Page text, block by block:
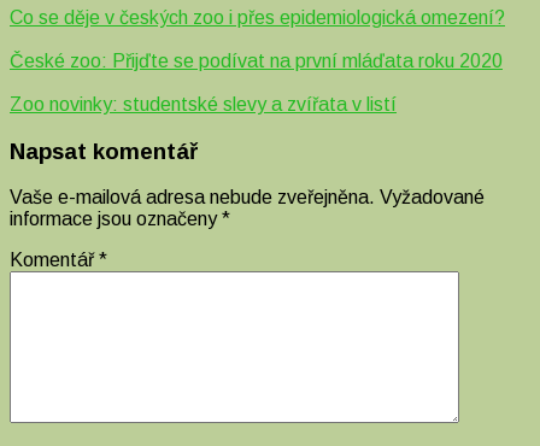
Co se děje v českých zoo i přes epidemiologická omezení?
České zoo: Přijďte se podívat na první mláďata roku 2020
Zoo novinky: studentské slevy a zvířata v listí
Napsat komentář
Vaše e-mailová adresa nebude zveřejněna. Vyžadované
informace jsou označeny*
Komentář*